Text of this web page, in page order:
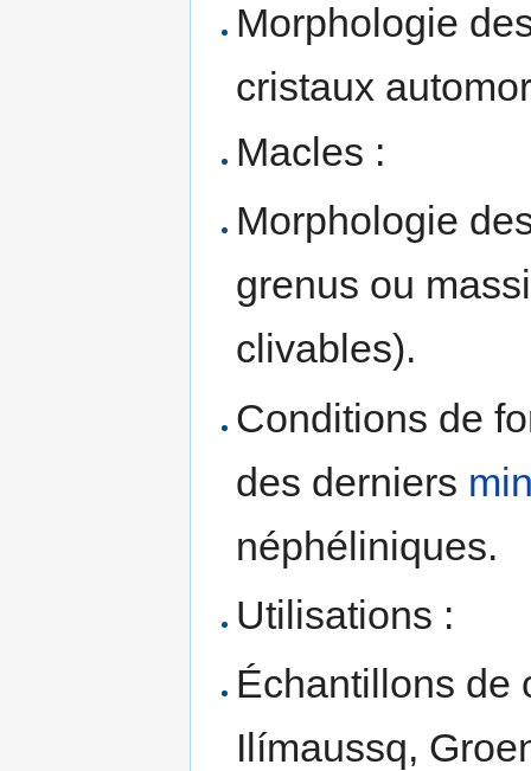
Morphologie
cristaux
Macles :
Morphologie
grenus ou
clivables).
Conditions de
des derniers
néphéliniques.
Utilisations :
Échantillons de
Ilímaussq,